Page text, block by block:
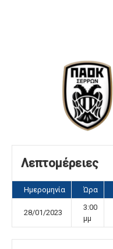
Λεπτομέρειες
Ημερομηνία Ώρα
28/01/2023
3:00
μμ